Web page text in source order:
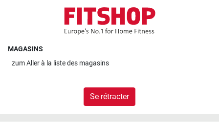
MAGASINS
zumAller à la liste des magasins
Se rétracter